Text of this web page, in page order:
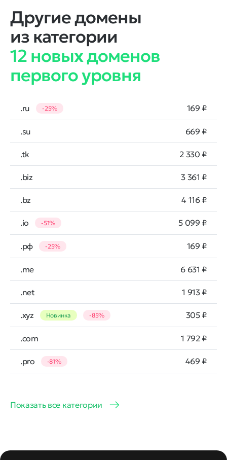
Другие домены
из категории
12 новых доменов
первого уровня
.ru -25% 169 ₽
.su 669 ₽
.tk 2 330 ₽
.biz 3 361 ₽
.bz 4 116 ₽
.io -51% 5 099 ₽
.рф -25% 169 ₽
.me 6 631 ₽
.net 1 913 ₽
.xyz Новинка -85% 305 ₽
.com 1 792 ₽
.pro -81% 469 ₽
Показать все категории